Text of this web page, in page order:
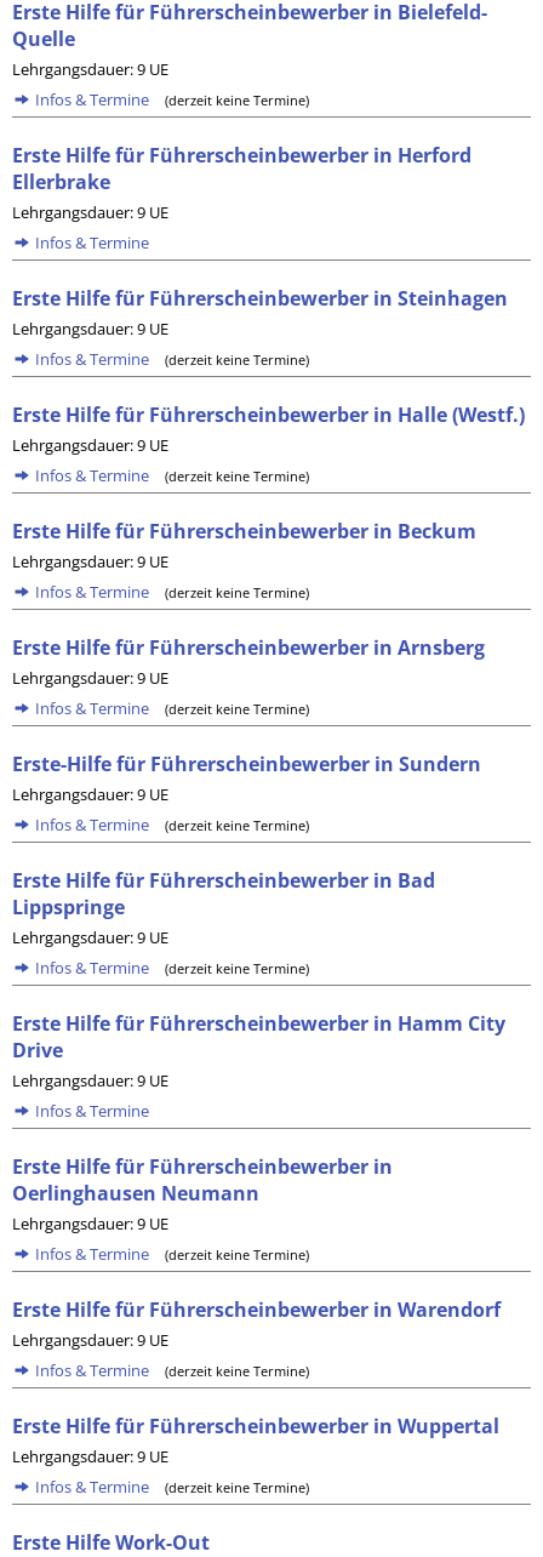
Erste Hilfe für Führerscheinbewerber in Bielefeld-
Quelle
Lehrgangsdauer: 9 UE
Infos & Termine
(derzeit keine Termine)
Erste Hilfe für Führerscheinbewerber in Herford
Ellerbrake
Lehrgangsdauer: 9 UE
Infos & Termine
Erste Hilfe für Führerscheinbewerber in Steinhagen
Lehrgangsdauer: 9 UE
Infos & Termine
(derzeit keine Termine)
Erste Hilfe für Führerscheinbewerber in Halle (Westf.)
Lehrgangsdauer: 9 UE
Infos & Termine
(derzeit keine Termine)
Erste Hilfe für Führerscheinbewerber in Beckum
Lehrgangsdauer: 9 UE
Infos & Termine
(derzeit keine Termine)
Erste Hilfe für Führerscheinbewerber in Arnsberg
Lehrgangsdauer: 9 UE
Infos & Termine
(derzeit keine Termine)
Erste-Hilfe für Führerscheinbewerber in Sundern
Lehrgangsdauer: 9 UE
Infos & Termine
(derzeit keine Termine)
Erste Hilfe für Führerscheinbewerber in Bad
Lippspringe
Lehrgangsdauer: 9 UE
Infos & Termine
(derzeit keine Termine)
Erste Hilfe für Führerscheinbewerber in Hamm City
Drive
Lehrgangsdauer: 9 UE
Infos & Termine
Erste Hilfe für Führerscheinbewerber in
Oerlinghausen Neumann
Lehrgangsdauer: 9 UE
Infos & Termine
(derzeit keine Termine)
Erste Hilfe für Führerscheinbewerber in Warendorf
Lehrgangsdauer: 9 UE
Infos & Termine
(derzeit keine Termine)
Erste Hilfe für Führerscheinbewerber in Wuppertal
Lehrgangsdauer: 9 UE
Infos & Termine
(derzeit keine Termine)
Erste Hilfe Work-Out